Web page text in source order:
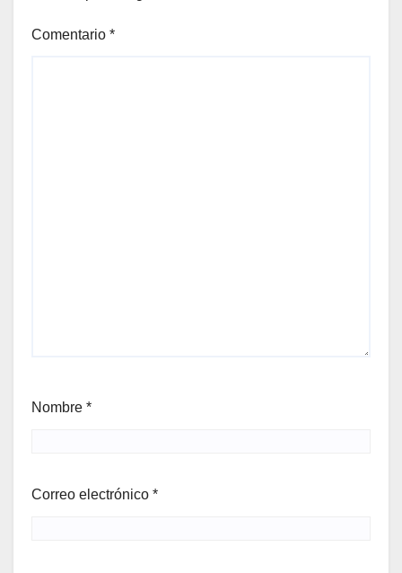
Comentario *
Nombre *
Correo electrónico *